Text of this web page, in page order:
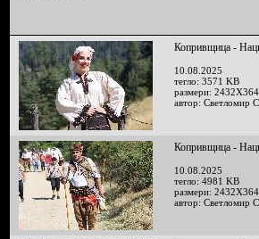
Копривщица -
10.08.2025
тегло: 3571 KB
размери:
автор: Светломир
Копривщица -
10.08.2025
тегло: 4981 KB
размери:
автор: Светломир